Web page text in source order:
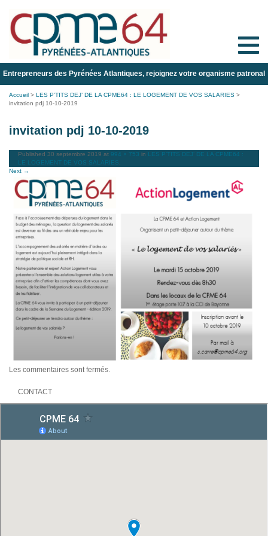
Toggle
Entrepreneurs des Pyrénées Atlantiques, rejoignez votre organisme patronal
Accueil > LES P’TITS DEJ’ DE LA CPME64 : LE LOGEMENT DE VOS SALARIES >
invitation pdj 10-10-2019
invitation pdj 10-10-2019
Published 30 septembre 2019 at 994 × 753 in LES P’TITS DEJ’ DE LA CPME64 :
LE LOGEMENT DE VOS SALARIES
Next →
Les commentaires sont fermés.
CONTACT